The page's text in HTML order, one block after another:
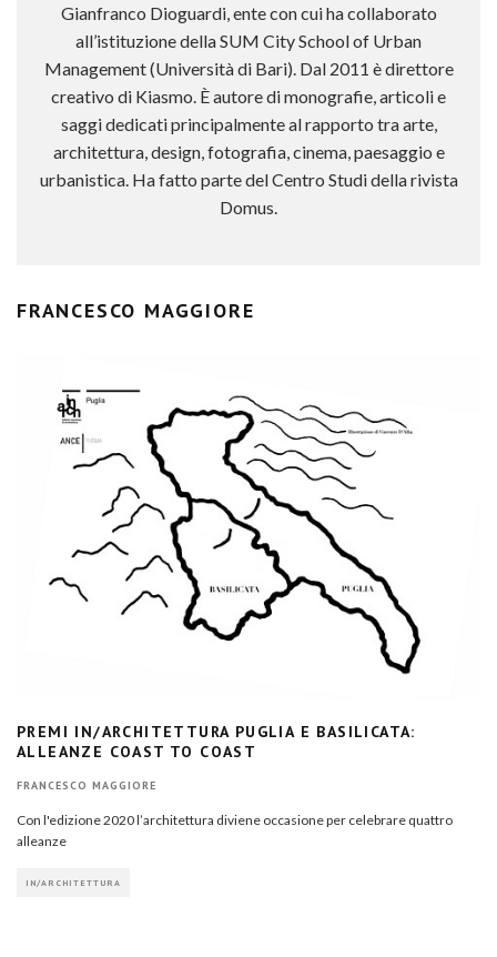
Gianfranco Dioguardi, ente con cui ha collaborato
all’istituzione della SUM City School of Urban
Management (Università di Bari). Dal 2011 è direttore
creativo di Kiasmo. È autore di monografie, articoli e
saggi dedicati principalmente al rapporto tra arte,
architettura, design, fotografia, cinema, paesaggio e
urbanistica. Ha fatto parte del Centro Studi della rivista
Domus.
FRANCESCO MAGGIORE
PREMI IN/ARCHITETTURA PUGLIA E BASILICATA:
ALLEANZE COAST TO COAST
FRANCESCO MAGGIORE
Con l'edizione 2020 l’architettura diviene occasione per celebrare quattro
alleanze
IN/ARCHITETTURA